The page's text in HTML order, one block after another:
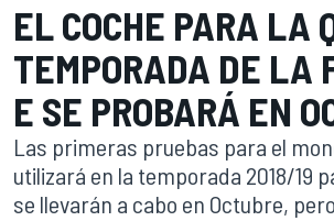
EL COCHE PARA LA
TEMPORADA DE LA
E SE PROBARÁ EN
Las primeras pruebas para el
utilizará en la temporada 2018/19
se llevarán a cabo en Octubre,